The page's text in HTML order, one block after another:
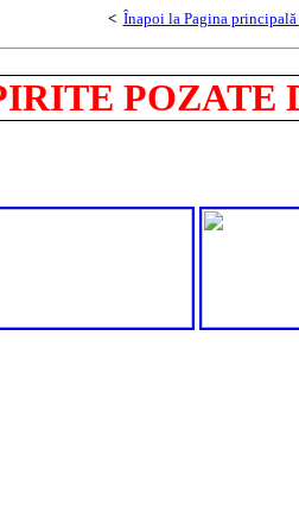
< Înapoi la Pagina
POZATE